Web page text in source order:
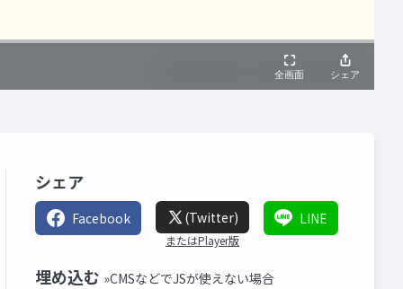
シェア
Facebook (Twitter)
またはPlayer版
LINE
埋め込む »CMSなどでJSが使えない場合